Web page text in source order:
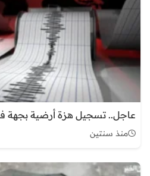
عاجل.. تسجيل هزة أرضية
منذ سنتين